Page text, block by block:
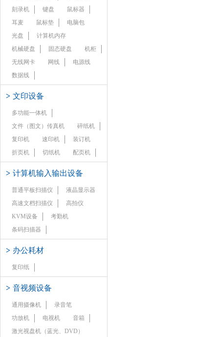
刻录机
键盘
鼠标器
耳麦
鼠标垫
电脑包
光盘
计算机内存
机械硬盘
固态硬盘
机柜
无线网卡
网线
电源线
数据线
> 文印设备
多功能一体机
文件（图文）传真机
碎纸机
复印机
速印机
装订机
折页机
切纸机 配页机
> 计算机输入输出设备
普通平板扫描仪
液晶显示器
高速文档扫描仪
高拍仪
KVM设备
考勤机
条码扫描器
> 办公耗材
复印纸
> 音视频设备
通用摄像机
录音笔
功放机
电视机
音箱
激光视盘机（蓝光、DVD）